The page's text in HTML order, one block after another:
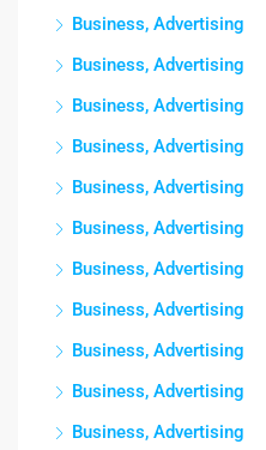
Business, Advertising
Business, Advertising
Business, Advertising
Business, Advertising
Business, Advertising
Business, Advertising
Business, Advertising
Business, Advertising
Business, Advertising
Business, Advertising
Business, Advertising